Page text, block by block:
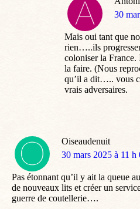
dit
30
Mais oui tant que
rien…..ils
coloniser la France.
la faire. (Nous
qu’il a dit….. vous
vrais adversaires.
Oiseaudenuit
dit
30 mars 2025 à 11 h
Pas étonnant qu’il y ait la queue
de nouveaux lits et créer un
guerre de coutellerie….